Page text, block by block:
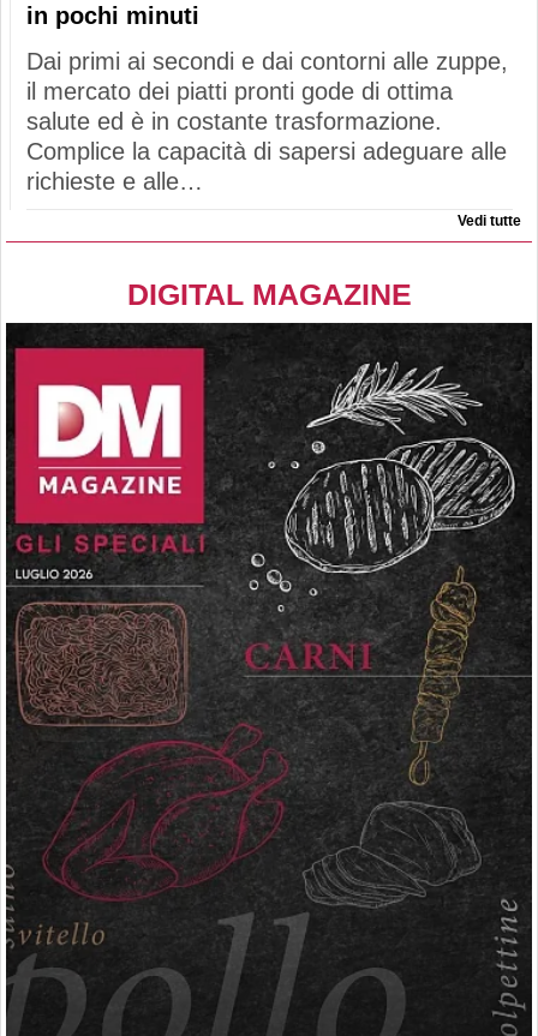
in pochi minuti
Dai primi ai secondi e dai contorni alle zuppe,
il mercato dei piatti pronti gode di ottima
salute ed è in costante trasformazione.
Complice la capacità di sapersi adeguare alle
richieste e alle…
Vedi tutte
DIGITAL MAGAZINE